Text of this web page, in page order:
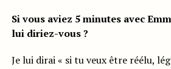
Si vous aviez 5 minutes avec
lui diriez-vous ?
Je lui dirai « si tu veux être réélu,